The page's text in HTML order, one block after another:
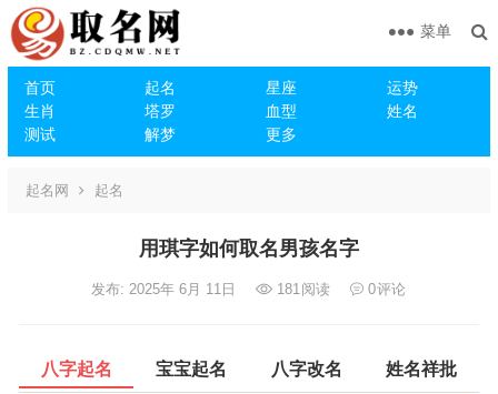
首页 起名 星座
运势
生肖
塔罗 血型
姓名
测试
解梦 更多
菜单
起名网 起名
用琪字如何取名男孩名字
发布: 2025年 6月 11日 181阅读 0评论
八字起名 宝宝起名 八字改名 姓名祥批